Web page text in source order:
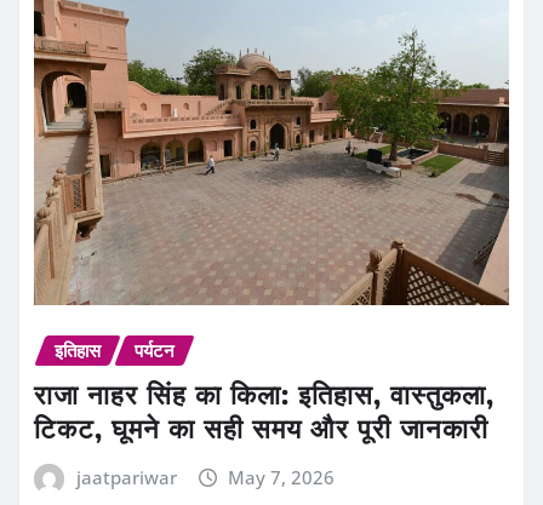
इतिहास पर्यटन
राजा नाहर सिंह का किला: इतिहास, वास्तुकला,
टिकट, घूमने का सही समय और पूरी जानकारी
jaatpariwar May 7, 2026